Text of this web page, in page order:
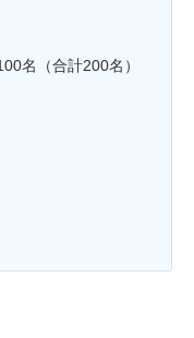
名（合計200名）